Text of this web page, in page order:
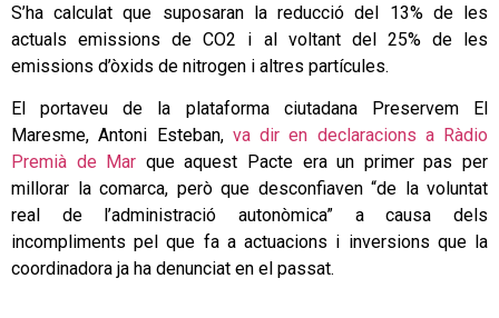
S’ha calculat que suposaran la reducció del 13% de les
actuals emissions de CO2 i al voltant del 25% de les
emissions d’òxids de nitrogen i altres partícules.
El portaveu de la plataforma ciutadana Preservem El
Maresme, Antoni Esteban, va dir en declaracions a Ràdio
Premià de Mar que aquest Pacte era un primer pas per
millorar la comarca, però que desconfiaven “de la voluntat
real de l’administració autonòmica” a causa dels
incompliments pel que fa a actuacions i inversions que la
coordinadora ja ha denunciat en el passat.